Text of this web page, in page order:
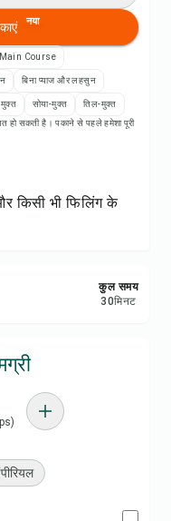
List
नया
Main Course
बिना प्याज और लहसुन
सोया-मुक्त
तिल-मुक्त
हो सकती है। पकाने से पहले हमेशा पूरी
किसी भी फिलिंग के
कुल समय
30मिनट